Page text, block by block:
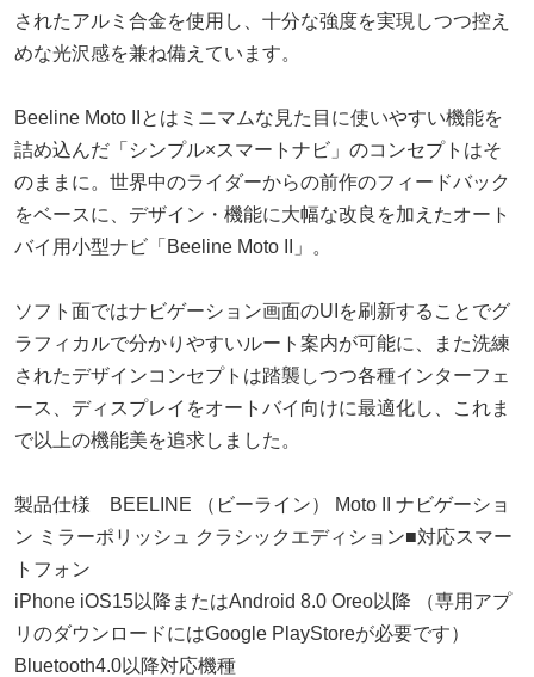
されたアルミ合金を使用し、十分な強度を実現しつつ控え
めな光沢感を兼ね備えています。
Beeline Moto IIとはミニマムな見た目に使いやすい機能を
詰め込んだ「シンプル×スマートナビ」のコンセプトはそ
のままに。世界中のライダーからの前作のフィードバック
をベースに、デザイン・機能に大幅な改良を加えたオート
バイ用小型ナビ「Beeline Moto II」。
ソフト面ではナビゲーション画面のUIを刷新することでグ
ラフィカルで分かりやすいルート案内が可能に、また洗練
されたデザインコンセプトは踏襲しつつ各種インターフェ
ース、ディスプレイをオートバイ向けに最適化し、これま
で以上の機能美を追求しました。
製品仕様 BEELINE （ビーライン） Moto II ナビゲーショ
ン ミラーポリッシュ クラシックエディション■対応スマー
トフォン
iPhone iOS15以降またはAndroid 8.0 Oreo以降 （専用アプ
リのダウンロードにはGoogle PlayStoreが必要です）
Bluetooth4.0以降対応機種